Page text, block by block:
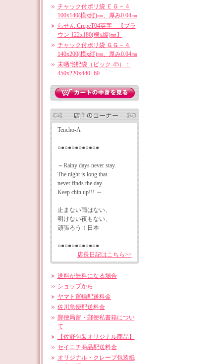
チャック付ポリ袋 ＥＧ－４
100x140(横x縦)㎜、厚み0.04㎜
らせん CrepeT04英字 【ブラ
ウン 122x180(横x縦)㎜】
チャック付ポリ袋 ＧＧ－４
140x200(横x縦)㎜、厚み0.04㎜
未晒宅配袋（ビック-45）：
450x220x440+60
Tencho-A
○●○●○●○●○●○●
～Rainy days never stay.
The night is long that
never finds the day.
Keep chin up!!! ～
止まない雨はない、
明けない夜もない、
頑張ろう！日本
○●○●○●○●○●○●
店長日記はこちら>>
送料が無料になる場合
ショップから
ヤマト運輸配送料金
佐川急便配送料金
郵便局留・郵便私書箱につい
て
【佐野包装オリジナル商品】
セイニチ商品配送料金
オリジナル・クレープ包装紙